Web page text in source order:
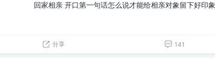
回家相亲 开口第一句话怎么说才能给相亲对象留下好印象
分享 141